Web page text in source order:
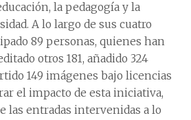
la pedagogía y la
A lo largo de sus cuatro
89 personas, quienes han
otros 181, añadido 324
149 imágenes bajo licencias
el impacto de esta iniciativa,
las entradas intervenidas a lo